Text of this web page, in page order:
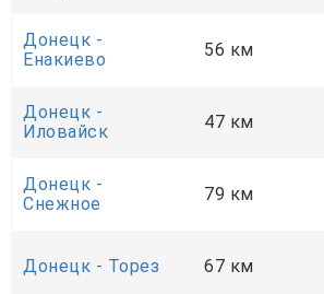
Донецк -
Енакиево
56 км
Донецк -
Иловайск
47 км
Донецк -
Снежное
79 км
Донецк - Торез 67 км